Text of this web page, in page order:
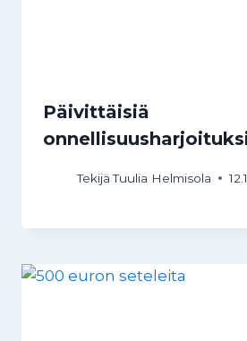
Päivittäisiä
Tekijä Tuulia Helmisola